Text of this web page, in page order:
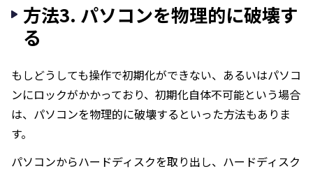
方法3. パソコンを物理的に破壊す
る
もしどうしても操作で初期化ができない、あるいはパソコ
ンにロックがかかっており、初期化自体不可能という場合
は、パソコンを物理的に破壊するといった方法もありま
す。
パソコンからハードディスクを取り出し、ハードディスク